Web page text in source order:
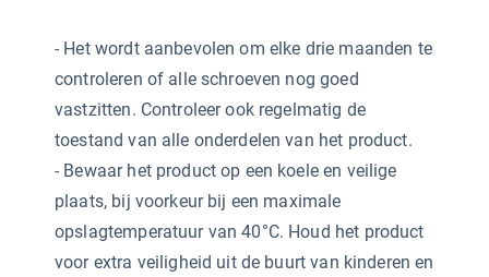
- Het wordt aanbevolen om elke drie maanden te
controleren of alle schroeven nog goed
vastzitten. Controleer ook regelmatig de
toestand van alle onderdelen van het product.
- Bewaar het product op een koele en veilige
plaats, bij voorkeur bij een maximale
opslagtemperatuur van 40°C. Houd het product
voor extra veiligheid uit de buurt van kinderen en